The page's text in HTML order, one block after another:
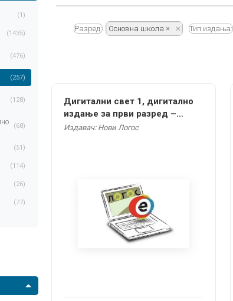
(1)
(1435)
(476)
(257)
(128)
(68)
(51)
(114)
(26)
(77)
Разред: Основна школа Тип издања:
Дигитални свет 1, дигитално
издање за први разред –
годишња претплата
Издавач: Нови Логос